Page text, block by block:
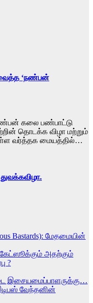
‘நண்பன்
கலை பண்பாட்டு
தொடக்க விழா மற்றும்
வர்த்தக மையத்தில்…
Bastards): மேதமையின்
அதற்கும்
?
இசையமைப்பாளருக்கு…
வேந்தனின்